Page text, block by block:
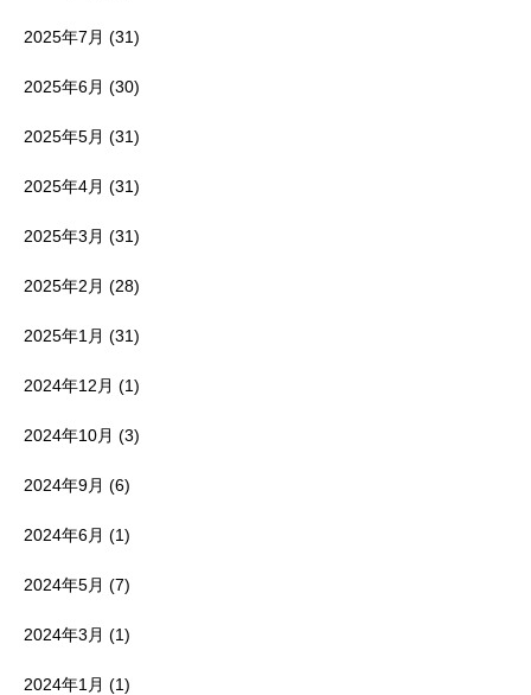
2025年7月 (31)
2025年6月 (30)
2025年5月 (31)
2025年4月 (31)
2025年3月 (31)
2025年2月 (28)
2025年1月 (31)
2024年12月 (1)
2024年10月 (3)
2024年9月 (6)
2024年6月 (1)
2024年5月 (7)
2024年3月 (1)
2024年1月 (1)